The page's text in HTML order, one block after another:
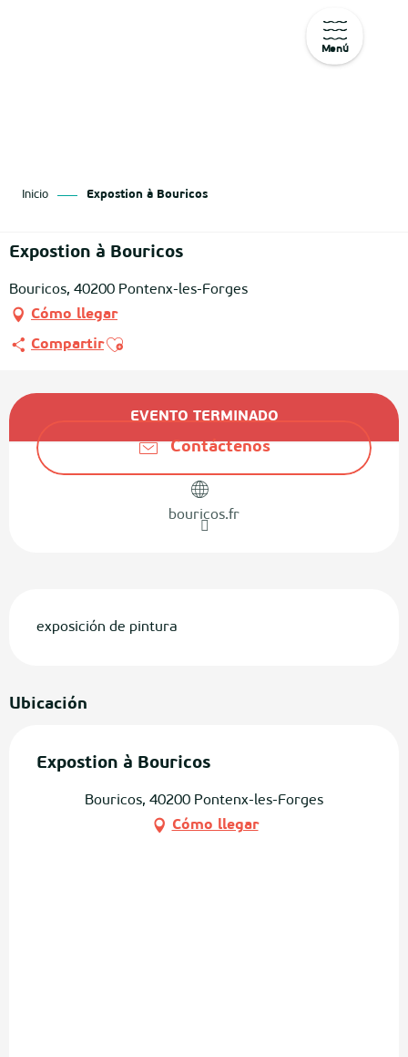
Menú
Inicio Expostion à Bouricos
Expostion à Bouricos
Bouricos, 40200 Pontenx-les-Forges
Cómo llegar
CompartirAjouter aux favoris
Horarios y datos de contacto
EVENTO TERMINADO
Contáctenos
bouricos.fr
exposición de pintura
Ubicación
Expostion à Bouricos
Bouricos, 40200 Pontenx-les-Forges
Cómo llegar